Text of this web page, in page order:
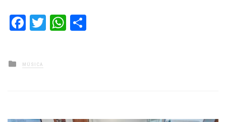
Facebook
TwitterWhatsApp
Posted
in
MÚSICA